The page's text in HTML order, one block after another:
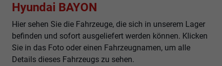
Hyundai BAYON
Hier sehen Sie die Fahrzeuge, die sich in unserem Lager
befinden und sofort ausgeliefert werden können. Klicken
Sie in das Foto oder einen Fahrzeugnamen, um alle
Details dieses Fahrzeugs zu sehen.